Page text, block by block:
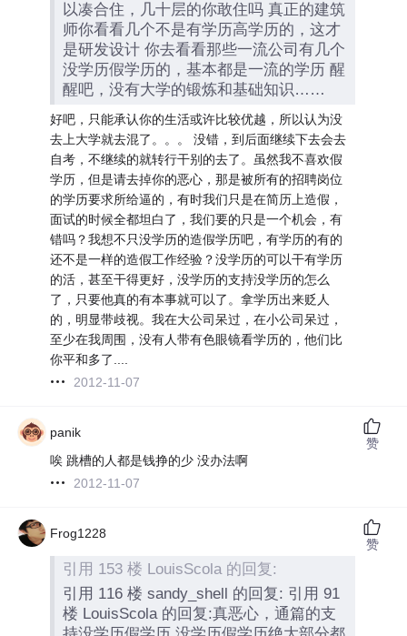
以凑合住，几十层的你敢住吗 真正的建筑
师你看看几个不是有学历高学历的，这才
是研发设计 你去看看那些一流公司有几个
没学历假学历的，基本都是一流的学历 醒
醒吧，没有大学的锻炼和基础知识……
好吧，只能承认你的生活或许比较优越，所以认为没
去上大学就去混了。。。 没错，到后面继续下去会去
自考，不继续的就转行干别的去了。虽然我不喜欢假
学历，但是请去掉你的恶心，那是被所有的招聘岗位
的学历要求所给逼的，有时我们只是在简历上造假，
面试的时候全都坦白了，我们要的只是一个机会，有
错吗？我想不只没学历的造假学历吧，有学历的有的
还不是一样的造假工作经验？没学历的可以干有学历
的活，甚至干得更好，没学历的支持没学历的怎么
了，只要他真的有本事就可以了。拿学历出来贬人
的，明显带歧视。我在大公司呆过，在小公司呆过，
至少在我周围，没有人带有色眼镜看学历的，他们比
你平和多了....
2012-11-07
panik
唉 跳槽的人都是钱挣的少 没办法啊
2012-11-07
赞
Frog1228
引用 153 楼 LouisScola 的回复:
引用 116 楼 sandy_shell 的回复: 引用 91
楼 LouisScola 的回复:真恶心，通篇的支
赞